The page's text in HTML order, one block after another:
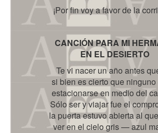
¡Por fin voy a favor de la
CANCIÓN PARA MI
EN EL DESIERTO
Te vi nacer un año antes
si bien es cierto que
estacionarse en medio del
Sólo ser y viajar fue el
la puerta estuvo abierta al
ver en el cielo gris — azul